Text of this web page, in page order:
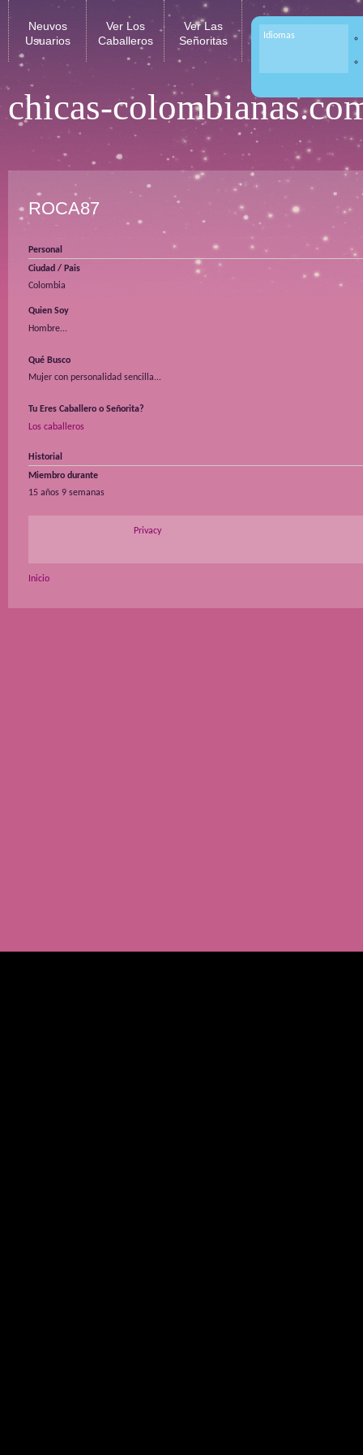
chicas-
Neuvos
Usuarios
Ver Los
Caballeros
Ver Las
Señoritas
Idiomas
ROCA87
Personal
Ciudad / Pais
Colombia
Quien Soy
Hombre...
Qué Busco
Mujer con personalidad sencilla...
Tu Eres Caballero o Señorita?
Los caballeros
Historial
Miembro durante
15 años 9 semanas
Privacy
Inicio